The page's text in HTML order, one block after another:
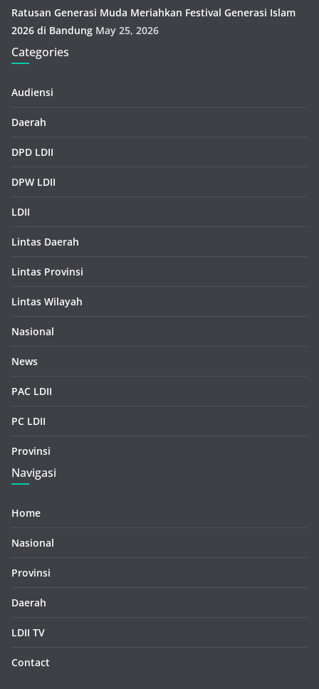
Ratusan Generasi Muda Meriahkan Festival Generasi Islam
2026 di Bandung May 25, 2026
Categories
Audiensi
Daerah
DPD LDII
DPW LDII
LDII
Lintas Daerah
Lintas Provinsi
Lintas Wilayah
Nasional
News
PAC LDII
PC LDII
Provinsi
Navigasi
Home
Nasional
Provinsi
Daerah
LDII TV
Contact